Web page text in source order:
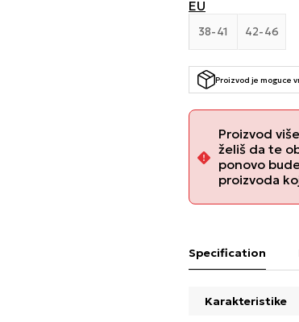
EU
38-41 42-46
Proizvod je moguce
Proizvod
želiš da te
ponovo
proizvoda
Specification
Karakteristike